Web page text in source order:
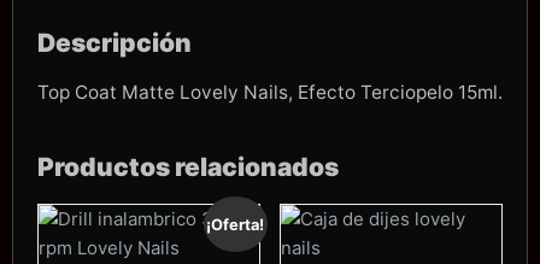
Descripción
Top Coat Matte Lovely Nails, Efecto Terciopelo 15ml.
Productos relacionados
¡Oferta!